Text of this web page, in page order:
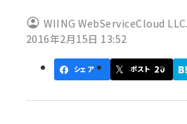
WIING WebServiceCloud LLC.
2016年2月15日 13:52
シェア ポスト 20